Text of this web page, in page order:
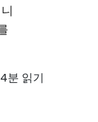
4분 읽기